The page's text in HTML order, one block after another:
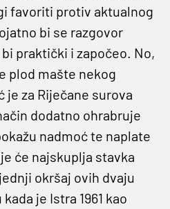
favoriti protiv aktualnog
bi se razgovor
praktički i započeo. No,
plod mašte nekog
je za Riječane surova
dodatno ohrabruje
nadmoć te naplate
će najskuplja stavka
okršaj ovih dvaju
je Istra 1961 kao